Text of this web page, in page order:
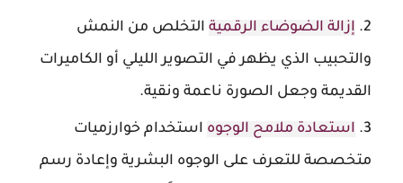
إزالة الضوضاء الرقمية التخلص من النمش
والتحبيب الذي يظهر في التصوير الليلي أو الكاميرات
القديمة وجعل الصورة ناعمة ونقية.
استعادة ملامح الوجوه استخدام خوارزميات
متخصصة للتعرف على الوجوه البشرية وإعادة رسم